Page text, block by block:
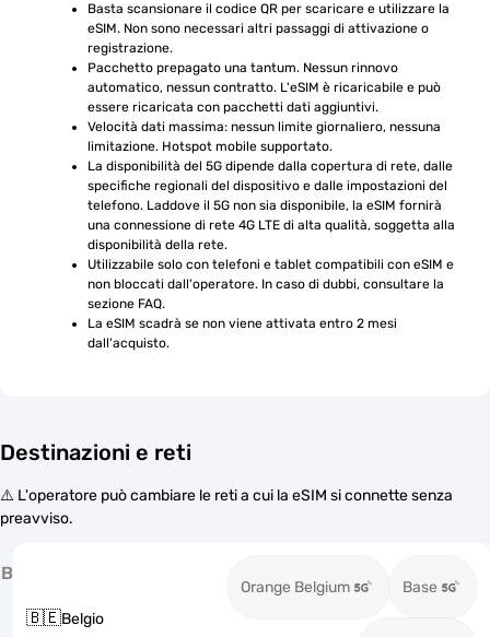
Basta scansionare il codice QR per scaricare e utilizzare la
eSIM. Non sono necessari altri passaggi di attivazione o
registrazione.
Pacchetto prepagato una tantum. Nessun rinnovo
automatico, nessun contratto. L'eSIM è ricaricabile e può
essere ricaricata con pacchetti dati aggiuntivi.
Velocità dati massima: nessun limite giornaliero, nessuna
limitazione. Hotspot mobile supportato.
La disponibilità del 5G dipende dalla copertura di rete, dalle
specifiche regionali del dispositivo e dalle impostazioni del
telefono. Laddove il 5G non sia disponibile, la eSIM fornirà
una connessione di rete 4G LTE di alta qualità, soggetta alla
disponibilità della rete.
Utilizzabile solo con telefoni e tablet compatibili con eSIM e
non bloccati dall'operatore. In caso di dubbi, consultare la
sezione FAQ.
La eSIM scadrà se non viene attivata entro 2 mesi
dall'acquisto.
Destinazioni e reti
⚠️ L'operatore può cambiare le reti a cui la eSIM si connette senza
preavviso.
B
🇧🇪Belgio
Orange Belgium Base